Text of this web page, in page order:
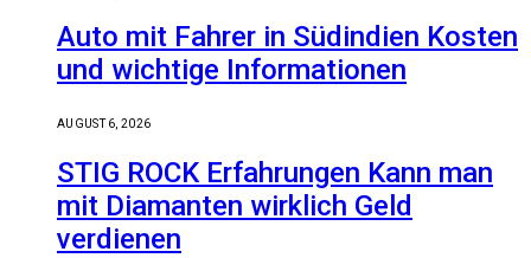
Auto mit Fahrer in Südindien Kosten
und wichtige Informationen
AUGUST 6, 2026
STIG ROCK Erfahrungen Kann man
mit Diamanten wirklich Geld
verdienen